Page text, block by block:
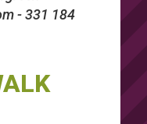
- 331 184